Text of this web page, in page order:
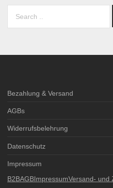
Bezahlung & Versand
AGBs
Widerrufsbelehrung
Datenschutz
Impressum
B2BAGBImpressumVersand- und